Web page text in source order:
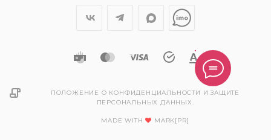
ПОЛОЖЕНИЕ О КОНФИДЕНЦИАЛЬНОСТИ И ЗАЩИТЕ
ПЕРСОНАЛЬНЫХ ДАННЫХ.
MADE WITH MARK[PR]